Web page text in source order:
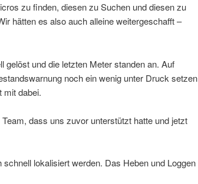
zu finden, diesen zu Suchen und diesen zu
hätten es also auch alleine weitergeschafft –
gelöst und die letzten Meter standen an. Auf
noch ein wenig unter Druck setzen
mit dabei.
dass uns zuvor unterstützt hatte und jetzt
lokalisiert werden. Das Heben und Loggen